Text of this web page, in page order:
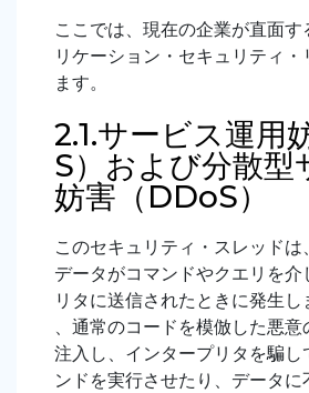
ここでは、現在の企業が直面
リケーション・セキュリティ・
ます。
2.1.サービス運用
S）および分散型
妨害（DDoS）
このセキュリティ・スレッドは
データがコマンドやクエリを介
リタに送信されたときに発生し
、通常のコードを模倣した悪意
注入し、インタープリタを騙し
ンドを実行させたり、データに